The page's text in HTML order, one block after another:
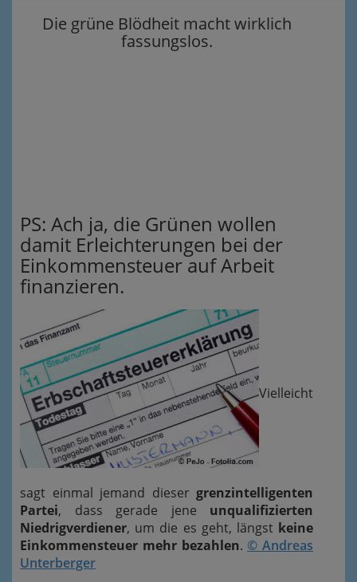
Die grüne Blödheit macht wirklich
fassungslos.
PS: Ach ja, die Grünen wollen
damit Erleichterungen bei der
Einkommensteuer auf Arbeit
finanzieren.
Vielleicht
sagt einmal jemand dieser grenzintelligenten
Partei, dass gerade jene unqualifizierten
Niedrigverdiener, um die es geht, längst keine
Einkommensteuer mehr bezahlen. © Andreas
Unterberger